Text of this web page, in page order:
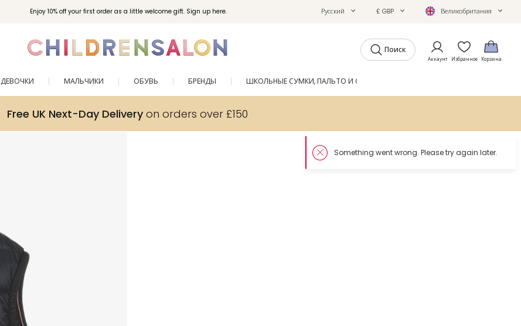
Enjoy 10% off your first order as a little welcome gift. Sign up here. Русский £ GBP Великобритания
Поиск
Аккаунт Избранное Корзина
ДЕВОЧКИ МАЛЬЧИКИ ОБУВЬ БРЕНДЫ ШКОЛЬНЫЕ СУМКИ, ПАЛЬТО И ОБУВЬ
Free UK Next-Day Deliveryon orders over £150